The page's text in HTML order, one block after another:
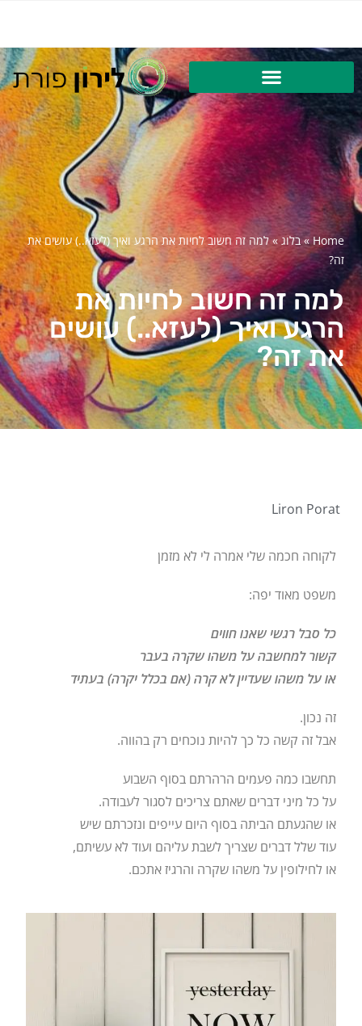
Home
»בלוג»למה זה חשוב לחיות את הרגע ואיך (לעזא..) עושים את
זה?
למה זה חשוב לחיות את
הרגע ואיך (לעזא..) עושים
את זה?
Liron Porat
לקוחה חכמה שלי אמרה לי לא מזמן
משפט מאוד יפה:
כל סבל רגשי שאנו חווים
קשור למחשבה על משהו שקרה בעבר
או על משהו שעדיין לא קרה (אם בכלל יקרה) בעתיד
זה נכון.
אבל זה קשה כל כך להיות נוכחים רק בהווה.
תחשבו כמה פעמים הרהרתם בסוף השבוע
על כל מיני דברים שאתם צריכים לסגור לעבודה.
או שהגעתם הביתה בסוף היום עייפים ונזכרתם שיש
עוד שלל דברים שצריך לשבת עליהם ועוד לא עשיתם,
או לחילופין על משהו שקרה והרגיז אתכם.